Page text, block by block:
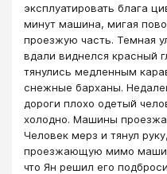
эксплуатировать блага
минут машина, мигая
проезжую часть. Темная
вдали виднелся красный
тянулись медленным
снежные барханы.
дороги плохо одетый
холодно. Машины
Человек мерз и тянул
проезжающую мимо
что Ян решил его